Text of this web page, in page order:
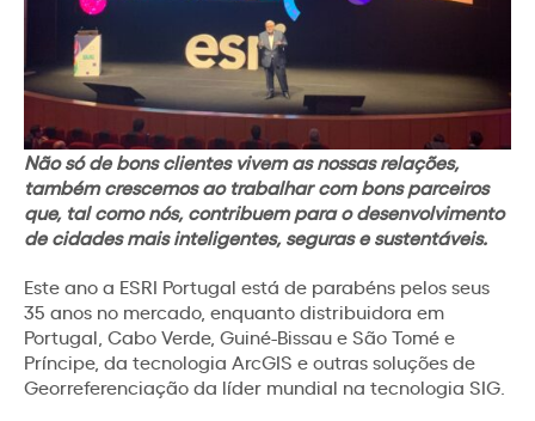
Não só de bons clientes vivem as nossas relações,
também crescemos ao trabalhar com bons parceiros
que, tal como nós, contribuem para o desenvolvimento
de cidades mais inteligentes, seguras e sustentáveis.
Este ano a ESRI Portugal está de parabéns pelos seus
35 anos no mercado, enquanto distribuidora em
Portugal, Cabo Verde, Guiné-Bissau e São Tomé e
Príncipe, da tecnologia ArcGIS e outras soluções de
Georreferenciação da líder mundial na tecnologia SIG.